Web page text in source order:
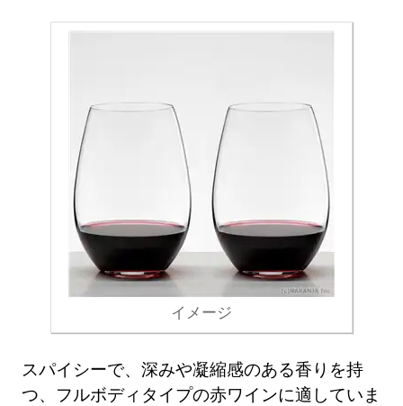
イメージ
スパイシーで、深みや凝縮感のある香りを持
つ、フルボディタイプの赤ワインに適していま